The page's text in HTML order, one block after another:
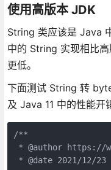
使用高版本 JDK
String 类应该是 Java
中的 String 实现相比
更低。
下面测试 String 转
及 Java 11 中的性能开
/**
* @author https://
* @date 2021/12/23